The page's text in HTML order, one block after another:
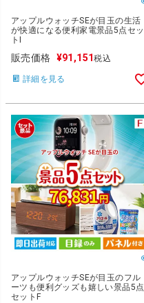
アップルウォッチSEが目玉の生活
が快適になる便利家電景品5点セッ
トI
販売価格 ¥91,151税込
詳細を見る
アップルウォッチSEが目玉のフル
ーツも便利グッズも嬉しい景品5点
セットF